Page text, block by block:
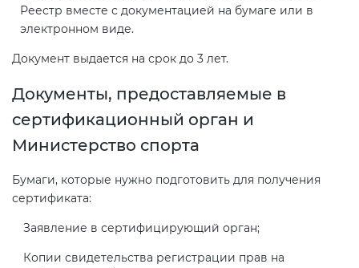
Реестр вместе с документацией на бумаге или в
электронном виде.
Документ выдается на срок до 3 лет.
Документы, предоставляемые в
сертификационный орган и
Министерство спорта
Бумаги, которые нужно подготовить для получения
сертификата:
Заявление в сертифицирующий орган;
Копии свидетельства регистрации прав на